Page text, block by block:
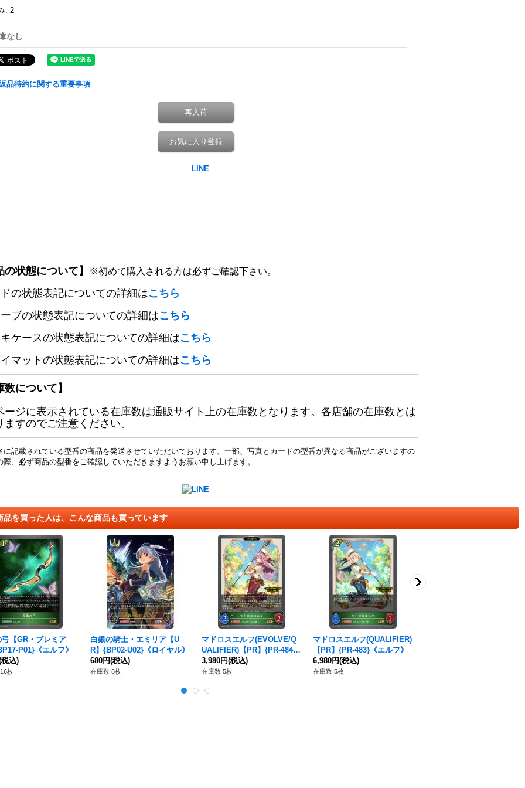
: 2
なし
品特約に関する重要事項
再入荷
お気に入り登録
の状態について】 ※初めて購入される方は必ずご確認下さい。
の状態表記についての詳細はこちら
ブの状態表記についての詳細はこちら
ケースの状態表記についての詳細はこちら
マットの状態表記についての詳細はこちら
数について】
ージに表示されている在庫数は通販サイト上の在庫数となります。各店舗の在庫数とは
ますのでご注意ください。
記載されている型番の商品を発送させていただいております。一部、写真とカードの型番が異なる商品がございますの
際、必ず商品の型番をご確認していただきますようお願い申し上げます。
品を買った人は、こんな商品も買っています
【GR・プレミア
P01}《エルフ》
税込)
枚
白銀の騎士・エミリア【U
R】{BP02-U02}《ロイヤル》
680円(税込)
在庫数 8枚
マドロスエルフ(EVOLVE/Q
UALIFIER)【PR】{PR-484}
《エルフ》
3,980円(税込)
在庫数 5枚
マドロスエルフ(QUALIFIER)
【PR】{PR-483}《エルフ》
6,980円(税込)
在庫数 5枚